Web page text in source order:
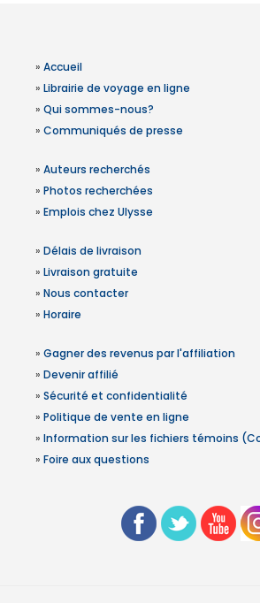
» Accueil
» Librairie de voyage en ligne
» Qui sommes-nous?
» Communiqués de presse
» Auteurs recherchés
» Photos recherchées
» Emplois chez Ulysse
» Délais de livraison
» Livraison gratuite
» Nous contacter
» Horaire
» Gagner des revenus par l'affiliation
» Devenir affilié
» Sécurité et confidentialité
» Politique de vente en ligne
» Information sur les fichiers témoins
» Foire aux questions